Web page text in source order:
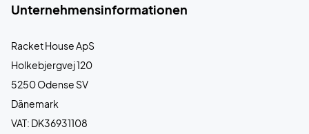
Unternehmensinformationen
Racket House ApS
Holkebjergvej 120
5250 Odense SV
Dänemark
VAT: DK36931108